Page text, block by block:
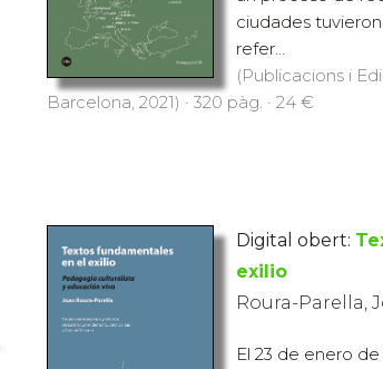
ciudades
refer...
(Publicacions i
Barcelona, 2021) · 320 pàg. · 24 €
Digital obert:
exilio
Roura-Parella,
El 23 de enero